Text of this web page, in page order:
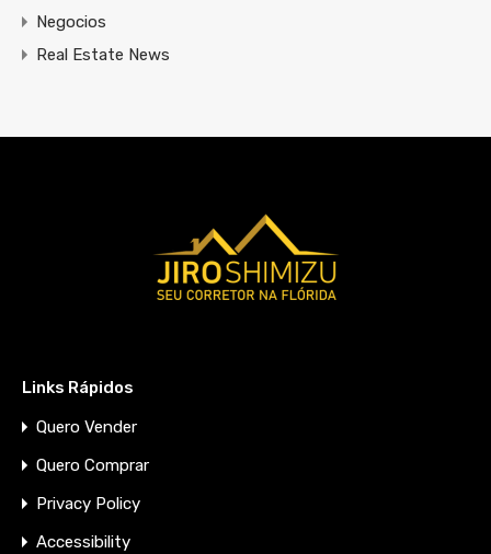
Negocios
Real Estate News
Links Rápidos
Quero Vender
Quero Comprar
Privacy Policy
Accessibility